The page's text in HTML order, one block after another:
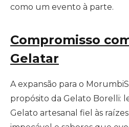
como um evento à parte.
Compromisso
Gelatar
A expansão para o
propósito da Gelato Borelli:
Gelato artesanal fiel às